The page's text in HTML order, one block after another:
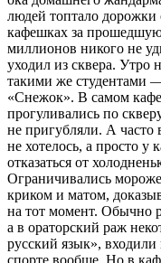
людей топтало дорожки
кафешках за
миллионов никого не
уходил из сквера. Утро
такими же студентами
«Снежок». В самом
прогуливались по
не пригубляли. А часто
не хотелось, а просто
отказаться от
Ограничивались
криком и матом,
на тот момент. Обычно
а в ораторский раж
русский язык», входили
спорте вообще. Но в